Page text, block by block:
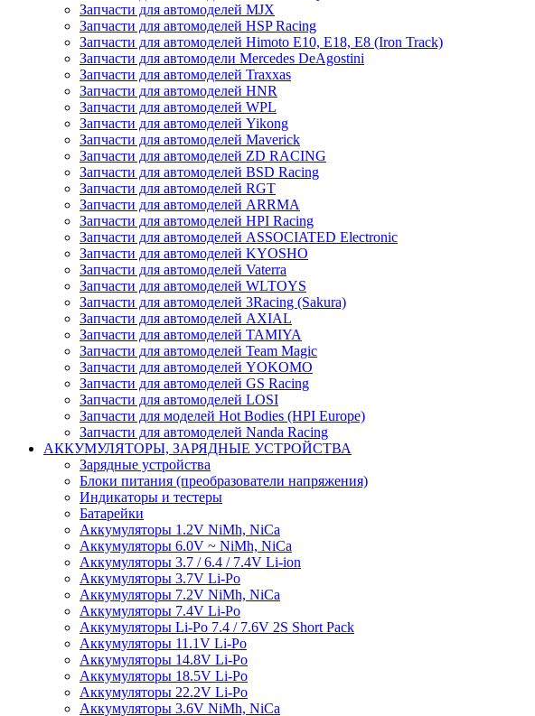
Запчасти для автомоделей MJX
Запчасти для автомоделей HSP Racing
Запчасти для автомоделей Himoto E10, E18, E8 (Iron Track)
Запчасти для автомодели Mercedes DeAgostini
Запчасти для автомоделей Traxxas
Запчасти для автомоделей HNR
Запчасти для автомоделей WPL
Запчасти для автомоделей Yikong
Запчасти для автомоделей Maverick
Запчасти для автомоделей ZD RACING
Запчасти для автомоделей BSD Racing
Запчасти для автомоделей RGT
Запчасти для автомоделей ARRMA
Запчасти для автомоделей HPI Racing
Запчасти для автомоделей ASSOCIATED Electronic
Запчасти для автомоделей KYOSHO
Запчасти для автомоделей Vaterra
Запчасти для автомоделей WLTOYS
Запчасти для автомоделей 3Racing (Sakura)
Запчасти для автомоделей AXIAL
Запчасти для автомоделей TAMIYA
Запчасти для автомоделей Team Magic
Запчасти для автомоделей YOKOMO
Запчасти для автомоделей GS Racing
Запчасти для автомоделей LOSI
Запчасти для моделей Hot Bodies (HPI Europe)
Запчасти для автомоделей Nanda Racing
АККУМУЛЯТОРЫ, ЗАРЯДНЫЕ УСТРОЙСТВА
Зарядные устройства
Блоки питания (преобразователи напряжения)
Индикаторы и тестеры
Батарейки
Аккумуляторы 1.2V NiMh, NiCa
Аккумуляторы 6.0V ~ NiMh, NiCa
Аккумуляторы 3.7 / 6.4 / 7.4V Li-ion
Аккумуляторы 3.7V Li-Po
Аккумуляторы 7.2V NiMh, NiCa
Аккумуляторы 7.4V Li-Po
Аккумуляторы Li-Po 7.4 / 7.6V 2S Short Pack
Аккумуляторы 11.1V Li-Po
Аккумуляторы 14.8V Li-Po
Аккумуляторы 18.5V Li-Po
Аккумуляторы 22.2V Li-Po
Аккумуляторы 3.6V NiMh, NiCa